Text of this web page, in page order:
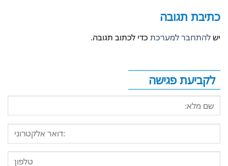
כתיבת תגובה
ישלהתחבר למערכת כדי לכתוב תגובה.
לקביעת פגישה